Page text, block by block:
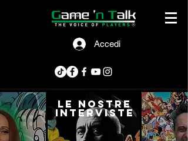
Accedi
le nostre
interviste